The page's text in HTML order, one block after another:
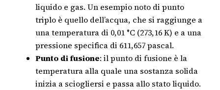
liquido e gas. Un esempio noto di punto
triplo è quello dell’acqua, che si raggiunge a
una temperatura di 0,01 °C (273,16 K) e a una
pressione specifica di 611,657 pascal.
Punto di fusione: il punto di fusione è la
temperatura alla quale una sostanza solida
inizia a sciogliersi e passa allo stato liquido.